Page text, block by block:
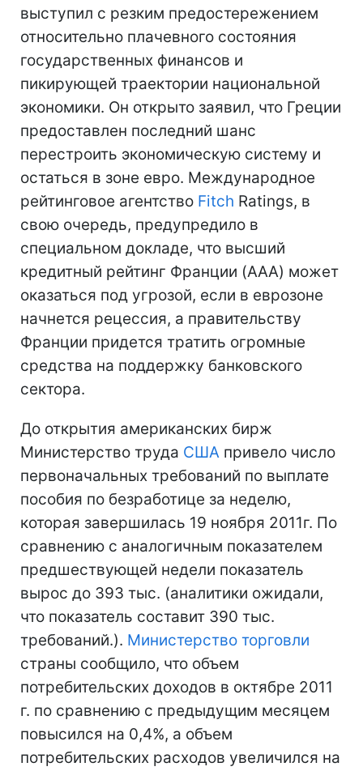
выступил с резким предостережением
относительно плачевного состояния
государственных финансов и
пикирующей траектории национальной
экономики. Он открыто заявил, что Греции
предоставлен последний шанс
перестроить экономическую систему и
остаться в зоне евро. Международное
рейтинговое агентство Fitch Ratings, в
свою очередь, предупредило в
специальном докладе, что высший
кредитный рейтинг Франции (AAA) может
оказаться под угрозой, если в еврозоне
начнется рецессия, а правительству
Франции придется тратить огромные
средства на поддержку банковского
сектора.
До открытия американских бирж
Министерство труда США привело число
первоначальных требований по выплате
пособия по безработице за неделю,
которая завершилась 19 ноября 2011г. По
сравнению с аналогичным показателем
предшествующей недели показатель
вырос до 393 тыс. (аналитики ожидали,
что показатель составит 390 тыс.
требований.). Министерство торговли
страны сообщило, что объем
потребительских доходов в октябре 2011
г. по сравнению с предыдущим месяцем
повысился на 0,4%, а объем
потребительских расходов увеличился на